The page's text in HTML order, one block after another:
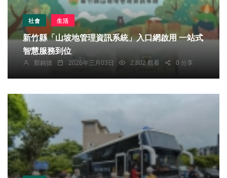
社會 生活
新竹縣「山坡地管理資訊系統」入口網啟用 一站式
智慧服務到位
鄭銘德 2026年三月03日 2,802 觀看 0 分享